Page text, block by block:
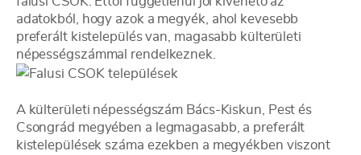
adatokból, hogy azok a megyék, ahol kevesebb
preferált kistelepülés van, magasabb külterületi
népességszámmal rendelkeznek.
A külterületi népességszám Bács-Kiskun, Pest és
Csongrád megyében a legmagasabb, a preferált
kistelepülések száma ezekben a megyékben viszont